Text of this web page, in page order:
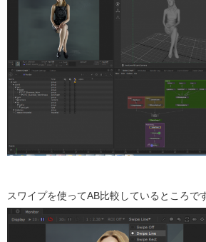
スワイプを使ってAB比較しているところで